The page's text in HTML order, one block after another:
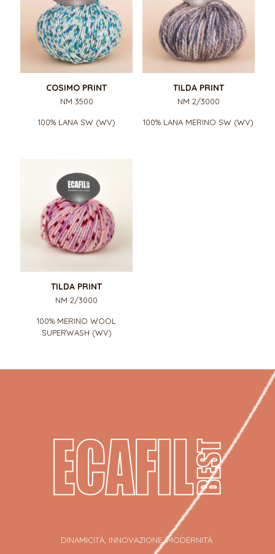
COSIMO PRINT
NM 3500
100% LANA SW (WV)
TILDA PRINT
NM 2/3000
100% LANA MERINO SW (WV)
TILDA PRINT
NM 2/3000
100% MERINO WOOL
SUPERWASH (WV)
DINAMICITÀ, INNOVAZIONE, MODERNITÀ.